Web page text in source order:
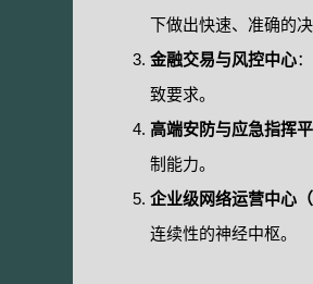
下做出快速、准确的决
金融交易与风控中心
致要求。
高端安防与应急指挥
制能力。
企业级网络运营中心（
连续性的神经中枢。